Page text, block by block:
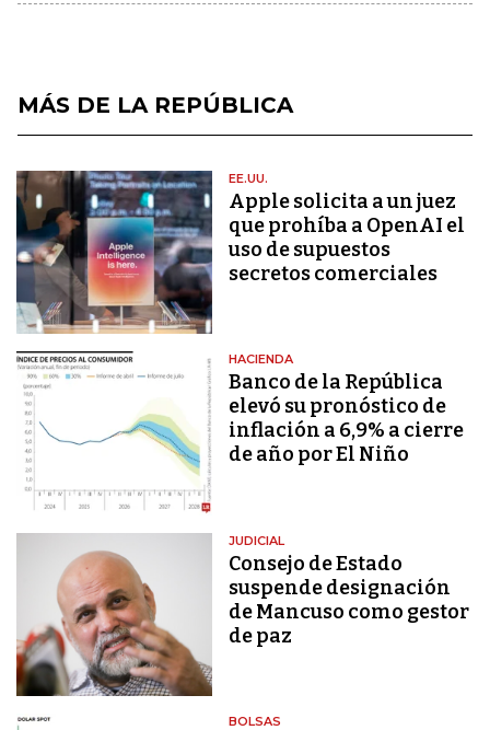
MÁS DE LA REPÚBLICA
EE.UU.
Apple solicita a un juez
que prohíba a OpenAI el
uso de supuestos
secretos comerciales
HACIENDA
Banco de la República
elevó su pronóstico de
inflación a 6,9% a cierre
de año por El Niño
JUDICIAL
Consejo de Estado
suspende designación
de Mancuso como gestor
de paz
BOLSAS